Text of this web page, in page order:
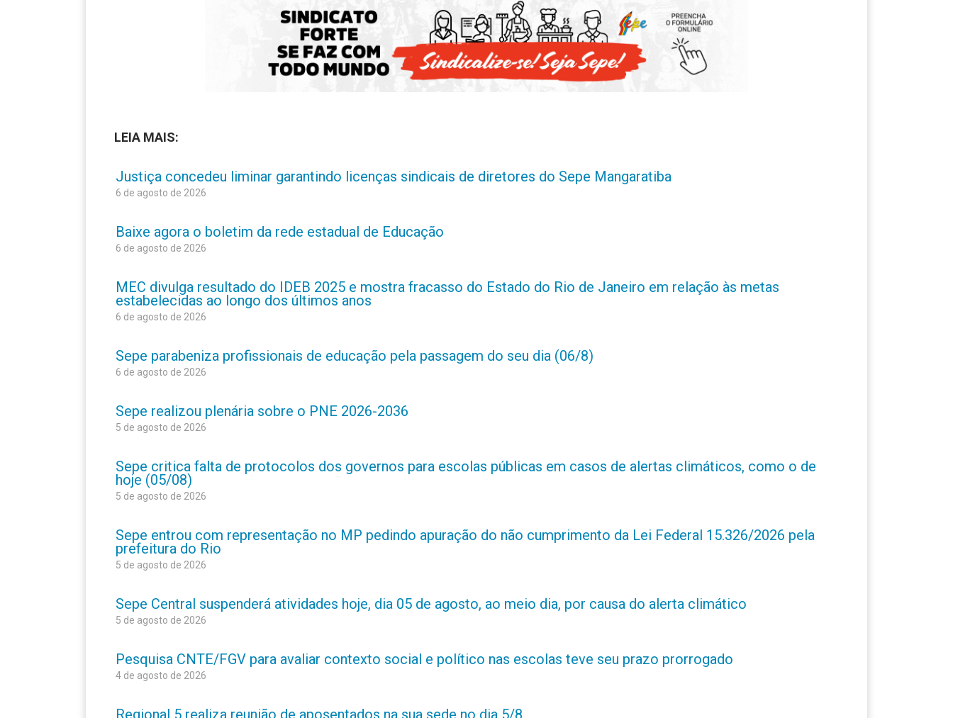
LEIA MAIS:
Justiça concedeu liminar garantindo licenças sindicais de diretores do Sepe Mangaratiba
6 de agosto de 2026
Baixe agora o boletim da rede estadual de Educação
6 de agosto de 2026
MEC divulga resultado do IDEB 2025 e mostra fracasso do Estado do Rio de Janeiro em relação às metas
estabelecidas ao longo dos últimos anos
6 de agosto de 2026
Sepe parabeniza profissionais de educação pela passagem do seu dia (06/8)
6 de agosto de 2026
Sepe realizou plenária sobre o PNE 2026-2036
5 de agosto de 2026
Sepe critica falta de protocolos dos governos para escolas públicas em casos de alertas climáticos, como o de
hoje (05/08)
5 de agosto de 2026
Sepe entrou com representação no MP pedindo apuração do não cumprimento da Lei Federal 15.326/2026 pela
prefeitura do Rio
5 de agosto de 2026
Sepe Central suspenderá atividades hoje, dia 05 de agosto, ao meio dia, por causa do alerta climático
5 de agosto de 2026
Pesquisa CNTE/FGV para avaliar contexto social e político nas escolas teve seu prazo prorrogado
4 de agosto de 2026
Regional 5 realiza reunião de aposentados na sua sede no dia 5/8